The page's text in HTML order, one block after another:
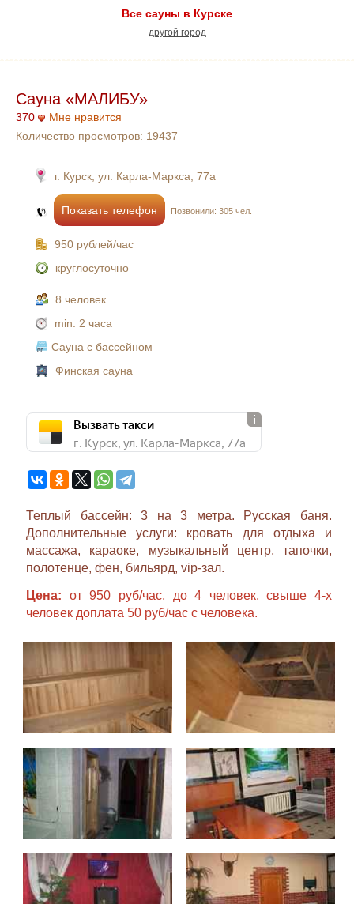
Все сауны в Курске
другой город
Сауна «МАЛИБУ»
370
Мне нравится
Количество просмотров: 19437
г. Курск, ул. Карла-Маркса, 77а
Показать телефон Позвонили: 305 чел.
950 рублей/час
круглосуточно
8 человек
min: 2 часа
Сауна с бассейном
Финская сауна
Вызвать такси
г. Курск, ул. Карла-Маркса, 77а
Теплый бассейн: 3 на 3 метра. Русская баня.
Дополнительные услуги: кровать для отдыха и
массажа, караоке, музыкальный центр, тапочки,
полотенце, фен, бильярд, vip-зал.
Цена: от 950 руб/час, до 4 человек, свыше 4-х
человек доплата 50 руб/час с человека.